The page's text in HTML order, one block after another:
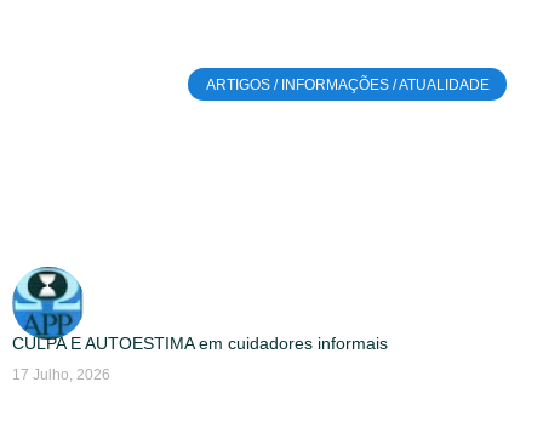
ARTIGOS / INFORMAÇÕES / ATUALIDADE
CULPA E AUTOESTIMA em cuidadores informais
17 Julho, 2026